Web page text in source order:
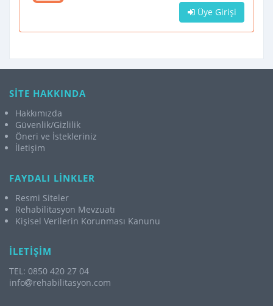
Üye Girişi
SİTE HAKKINDA
Hakkımızda
Güvenlik/Gizlilik
Öneri ve İstekleriniz
İletişim
FAYDALI LİNKLER
Resmi Siteler
Rehabilitasyon Mevzuatı
Kişisel Verilerin Korunması Kanunu
İLETİŞİM
TEL: 0850 420 27 04
info
rehabilitasyon.com